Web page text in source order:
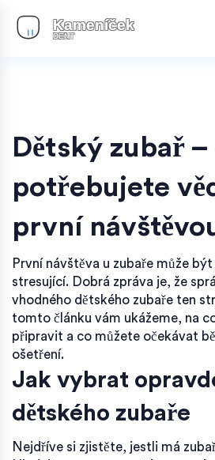
Dětský zubař –
potřebujete
první
První návštěva u zubaře může
stresující. Dobrá zpráva je, že
vhodného dětského zubaře ten
tomto článku vám ukážeme, na
připravit a co můžete očekávat
ošetření.
Jak vybrat
dětského zubaře
Nejdříve si zjistěte, jestli má